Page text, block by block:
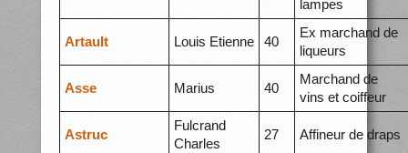
lampes
Artault Louis Etienne 40
Ex marchand de
liqueurs
Asse Marius 40
Marchand de
vins et coiffeur
Astruc
Fulcrand
Charles
27 Affineur de draps